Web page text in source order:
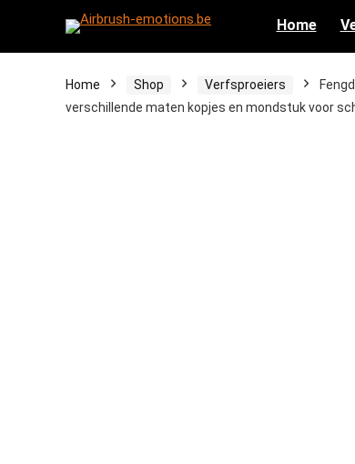
Home
Home Shop Verfsproeiers
verschillende maten kopjes en mondstuk voor